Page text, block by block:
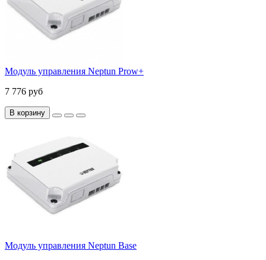
Модуль управления Neptun Prow+
7 776 руб
В корзину
Модуль управления Neptun Base